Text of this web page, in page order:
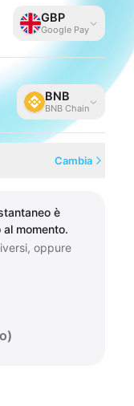
GBP
Google Pay
BNB
BNB Chain
Cambia
è
momento.
oppure